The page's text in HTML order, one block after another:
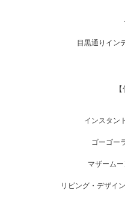
目黒通りイン
インスタン
ゴーゴー
マザームー
リビング・デザイ